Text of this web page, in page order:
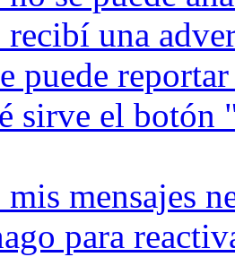
recibí una
puede
sirve el
mensajes
para